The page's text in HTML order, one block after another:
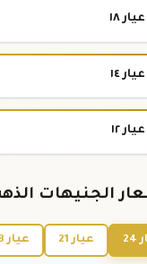
١٨
١٤
١٢
الجنيهات
عيار 21 عيار 18